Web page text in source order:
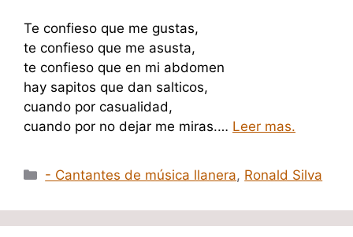
Te confieso que me gustas,
te confieso que me asusta,
te confieso que en mi abdomen
hay sapitos que dan salticos,
cuando por casualidad,
cuando por no dejar me miras.… Leer mas.
Categorías
- Cantantes de música llanera, Ronald Silva